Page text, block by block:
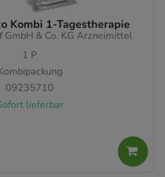
Kombi 1-Tagestherapie
& Co. KG Arzneimittel
1 P
09235710
lieferbar